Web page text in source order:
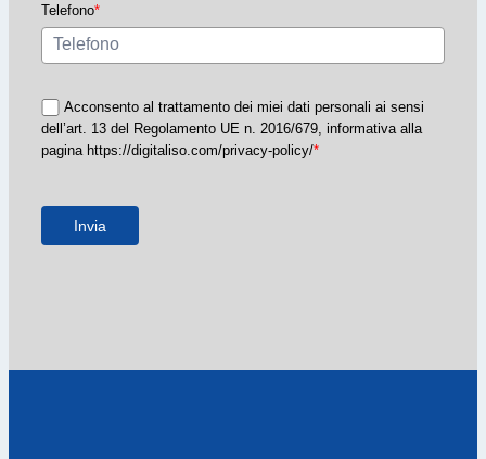
Telefono*
Acconsento al trattamento dei miei dati personali ai sensi
dell’art. 13 del Regolamento UE n. 2016/679, informativa alla
pagina https://digitaliso.com/privacy-policy/*
Invia